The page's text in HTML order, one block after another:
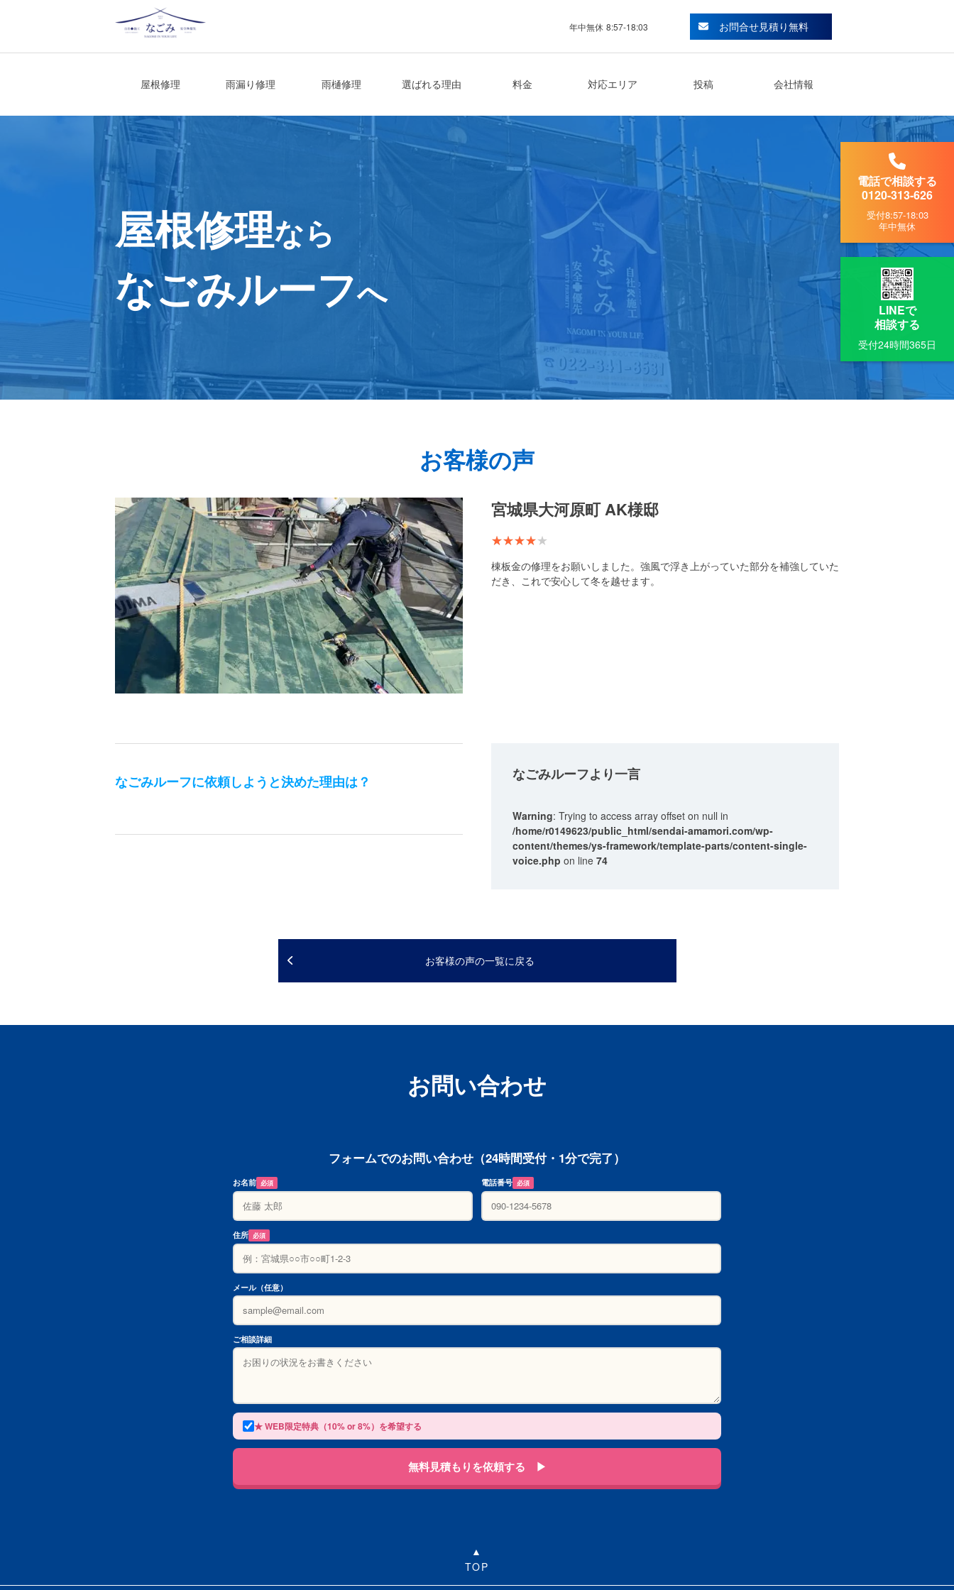
年中無休 8:57-18:03 お問合せ見積り無料
屋根修理 雨漏り修理 雨樋修理 選ばれる理由 料金 対応エリア 投稿 会社情報
屋根修理なら
なごみルーフへ
LINEで
相談する
受付24時間365日
電話で相談する
0120-313-626
受付8:57-18:03
年中無休
お客様の声
宮城県大河原町 AK様邸
棟板金の修理をお願いしました。強風で浮き上がっていた部分を補強していた
だき、これで安心して冬を越せます。
なごみルーフに依頼しようと決めた理由は？ なごみルーフより一言
Warning: Trying to access array offset on null in
/home/r0149623/public_html/sendai-amamori.com/wp-
content/themes/ys-framework/template-parts/content-single-
voice.php on line 74
お客様の声の一覧に戻る
お問い合わせ
フォームでのお問い合わせ（24時間受付・1分で完了）
お名前 必須 電話番号 必須
住所 必須
メール（任意）
ご相談詳細
★ WEB限定特典（10% or 8%）を希望する
無料見積もりを依頼する ▶
TOP